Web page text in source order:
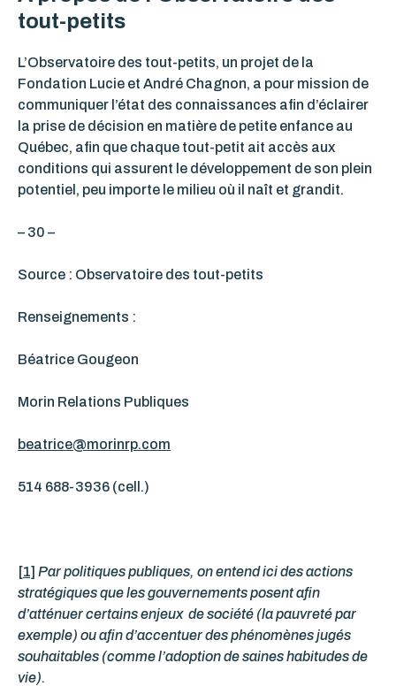
tout-petits
L’Observatoire des tout-petits, un projet de la
Fondation Lucie et André Chagnon, a pour mission de
communiquer l’état des connaissances afin d’éclairer
la prise de décision en matière de petite enfance au
Québec, afin que chaque tout-petit ait accès aux
conditions qui assurent le développement de son plein
potentiel, peu importe le milieu où il naît et grandit.
– 30 –
Source : Observatoire des tout-petits
Renseignements :
Béatrice Gougeon
Morin Relations Publiques
beatrice@morinrp.com
514 688-3936 (cell.)
[1] Parpolitiques publiques, on entend ici des actions
stratégiques que les gouvernements posent afin
d’atténuer certains enjeux de société (la pauvreté par
exemple) ou afin d’accentuer des phénomènes jugés
souhaitables (comme l’adoption de saines habitudes de
vie).